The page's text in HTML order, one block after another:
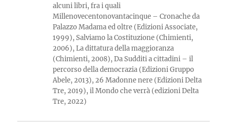
alcuni libri, fra i quali
Millenovecentonovantacinque – Cronache da
Palazzo Madama ed oltre (Edizioni Associate,
1999), Salviamo la Costituzione (Chimienti,
2006), La dittatura della maggioranza
(Chimienti, 2008), Da Sudditi a cittadini – il
percorso della democrazia (Edizioni Gruppo
Abele, 2013), 26 Madonne nere (Edizioni Delta
Tre, 2019), il Mondo che verrà (edizioni Delta
Tre, 2022)